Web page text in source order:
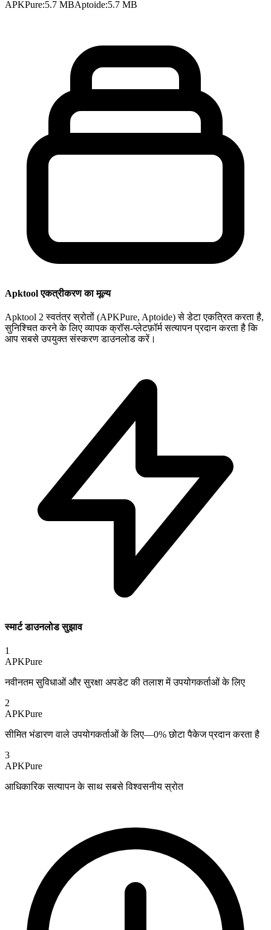
APKPure:5.7 MBAptoide:5.7 MB
Apktool एकत्रीकरण का मूल्य
Apktool 2 स्वतंत्र स्रोतों (APKPure, Aptoide) से डेटा एकत्रित करता है,
सुनिश्चित करने के लिए व्यापक क्रॉस-प्लेटफ़ॉर्म सत्यापन प्रदान करता है कि
आप सबसे उपयुक्त संस्करण डाउनलोड करें।
स्मार्ट डाउनलोड सुझाव
1
APKPure
नवीनतम सुविधाओं और सुरक्षा अपडेट की तलाश में उपयोगकर्ताओं के लिए
2
APKPure
सीमित भंडारण वाले उपयोगकर्ताओं के लिए—0% छोटा पैकेज प्रदान करता है
3
APKPure
आधिकारिक सत्यापन के साथ सबसे विश्वसनीय स्रोत